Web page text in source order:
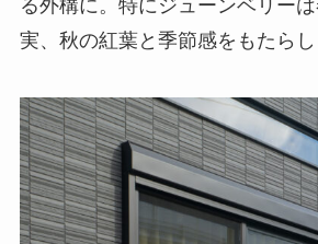
る外構に。特にジューンベリー
実、秋の紅葉と季節感をもたらし